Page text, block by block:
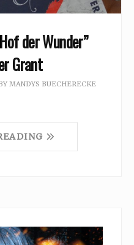
der Wunder”
Grant
MANDYS BUECHERECKE